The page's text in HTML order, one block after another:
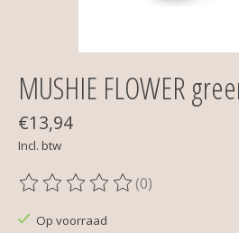
MUSHIE FLOWER
€13,94
Incl. btw
De beoordeling van dit product is
(0)
Op voorraad